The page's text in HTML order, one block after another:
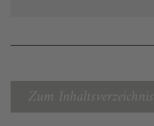
Zum Inhaltsverzeichnis